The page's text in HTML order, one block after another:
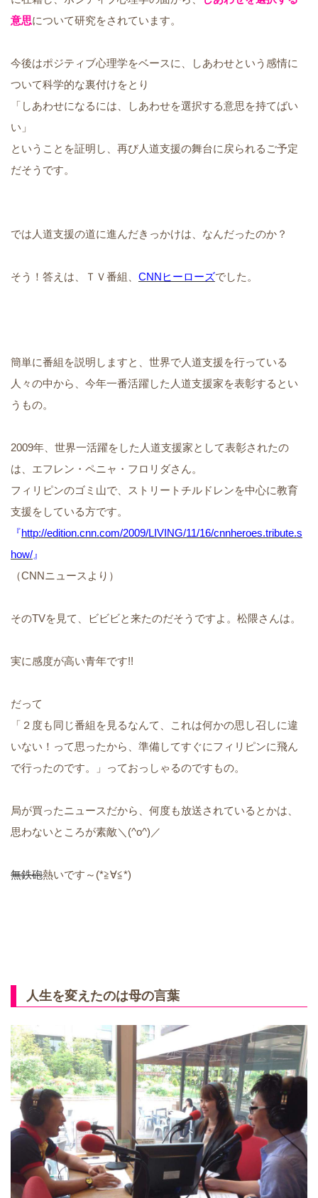
意思について研究をされています。
今後はポジティブ心理学をベースに、しあわせという感情に
ついて科学的な裏付けをとり
「しあわせになるには、しあわせを選択する意思を持てばい
い」
ということを証明し、再び人道支援の舞台に戻られるご予定
だそうです。
では人道支援の道に進んだきっかけは、なんだったのか？
そう！答えは、ＴＶ番組、 CNNヒーローズでした。
簡単に番組を説明しますと、世界で人道支援を行っている
人々の中から、今年一番活躍した人道支援家を表彰するとい
うもの。
2009年、世界一活躍をした人道支援家として表彰されたの
は、エフレン・ペニャ・フロリダさん。
フィリピンのゴミ山で、ストリートチルドレンを中心に教育
支援をしている方です。
『http://edition.cnn.com/2009/LIVING/11/16/cnnheroes.tribute.s
how/ 』
（CNNニュースより）
そのTVを見て、ビビビと来たのだそうですよ。松隈さんは。
実に感度が高い青年です!!
だって
「２度も同じ番組を見るなんて、これは何かの思し召しに違
いない！って思ったから、準備してすぐにフィリピンに飛ん
で行ったのです。」っておっしゃるのですもの。
局が買ったニュースだから、何度も放送されているとかは、
思わないところが素敵＼(^o^)／
無鉄砲熱いです～(*≧∀≦*)
人生を変えたのは母の言葉